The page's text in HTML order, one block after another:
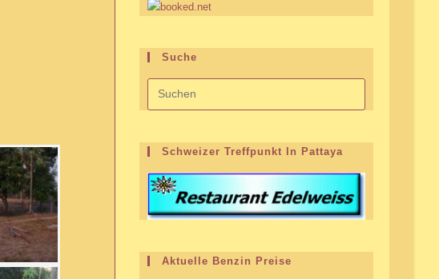
Suche
Schweizer Treffpunkt In Pattaya
Aktuelle Benzin Preise